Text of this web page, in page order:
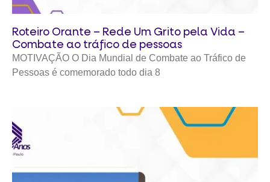
Roteiro Orante – Rede Um Grito pela Vida –
Combate ao tráfico de pessoas
MOTIVAÇÃO O Dia Mundial de Combate ao Tráfico de
Pessoas é comemorado todo dia 8